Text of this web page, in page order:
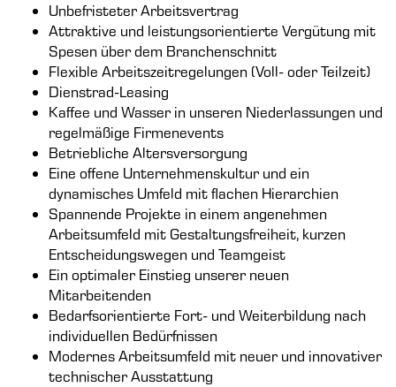
Unbefristeter Arbeitsvertrag
Attraktive und leistungsorientierte Vergütung mit
Spesen über dem Branchenschnitt
Flexible Arbeitszeitregelungen (Voll- oder Teilzeit)
Dienstrad-Leasing
Kaffee und Wasser in unseren Niederlassungen und
regelmäßige Firmenevents
Betriebliche Altersversorgung
Eine offene Unternehmenskultur und ein
dynamisches Umfeld mit flachen Hierarchien
Spannende Projekte in einem angenehmen
Arbeitsumfeld mit Gestaltungsfreiheit, kurzen
Entscheidungswegen und Teamgeist
Ein optimaler Einstieg unserer neuen
Mitarbeitenden
Bedarfsorientierte Fort- und Weiterbildung nach
individuellen Bedürfnissen
Modernes Arbeitsumfeld mit neuer und innovativer
technischer Ausstattung